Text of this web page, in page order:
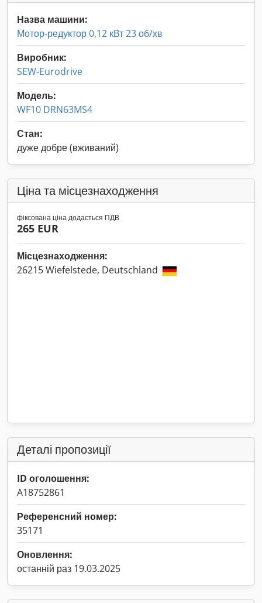
Назва машини:
Мотор-редуктор 0,12 кВт 23 об/хв
Виробник:
SEW-Eurodrive
Модель:
WF10 DRN63MS4
Стан:
дуже добре (вживаний)
Ціна та місцезнаходження
фіксована ціна додається ПДВ
265 EUR
Місцезнаходження:
26215 Wiefelstede, Deutschland
Деталі пропозиції
ID оголошення:
A18752861
Референсний номер:
35171
Оновлення:
останній раз 19.03.2025